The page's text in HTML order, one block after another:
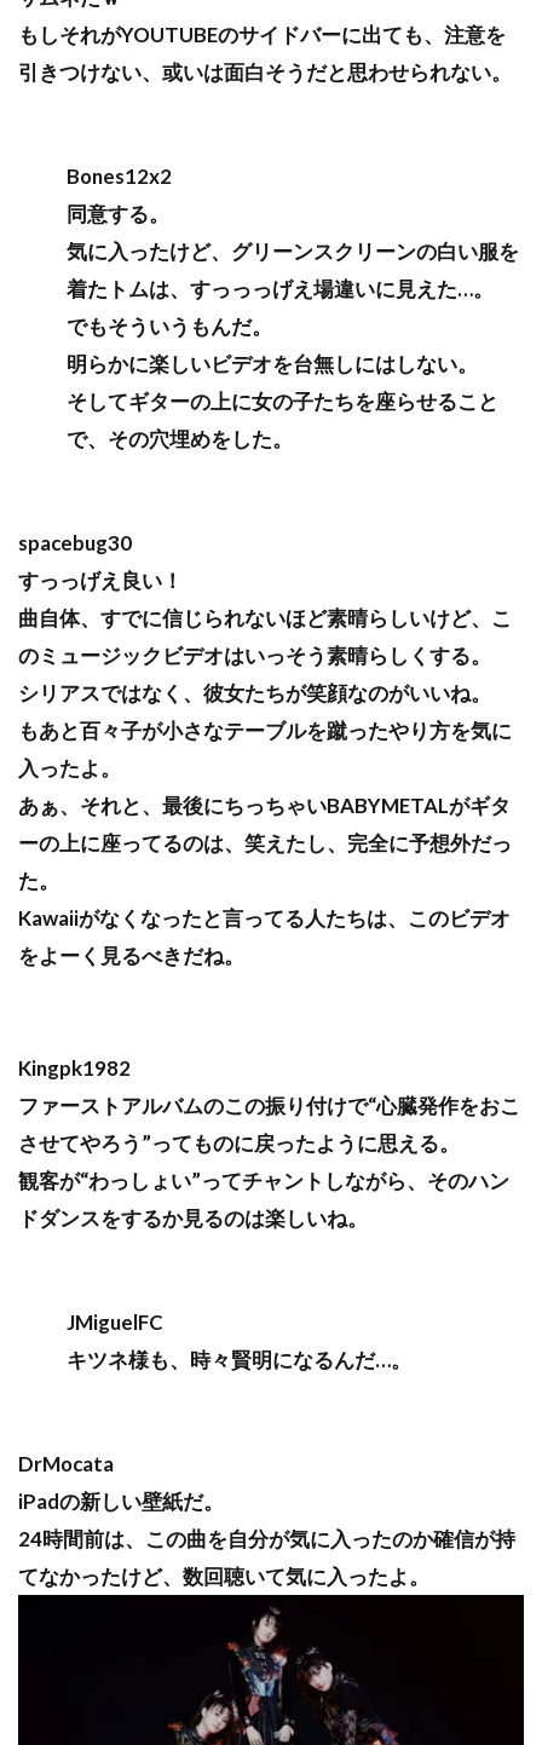
もしそれがYOUTUBEのサイドバーに出ても、注意を
引きつけない、或いは面白そうだと思わせられない。
Bones12x2
同意する。
気に入ったけど、グリーンスクリーンの白い服を
着たトムは、すっっっげえ場違いに見えた…。
でもそういうもんだ。
明らかに楽しいビデオを台無しにはしない。
そしてギターの上に女の子たちを座らせること
で、その穴埋めをした。
spacebug30
すっっげえ良い！
曲自体、すでに信じられないほど素晴らしいけど、こ
のミュージックビデオはいっそう素晴らしくする。
シリアスではなく、彼女たちが笑顔なのがいいね。
もあと百々子が小さなテーブルを蹴ったやり方を気に
入ったよ。
あぁ、それと、最後にちっちゃいBABYMETALがギタ
ーの上に座ってるのは、笑えたし、完全に予想外だっ
た。
Kawaiiがなくなったと言ってる人たちは、このビデオ
をよーく見るべきだね。
Kingpk1982
ファーストアルバムのこの振り付けで“心臓発作をおこ
させてやろう”ってものに戻ったように思える。
観客が“わっしょい”ってチャントしながら、そのハン
ドダンスをするか見るのは楽しいね。
JMiguelFC
キツネ様も、時々賢明になるんだ…。
DrMocata
iPadの新しい壁紙だ。
24時間前は、この曲を自分が気に入ったのか確信が持
てなかったけど、数回聴いて気に入ったよ。